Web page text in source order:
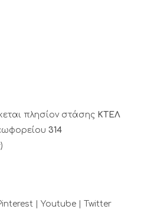
πλησίον στάσης ΚΤΕΛ
314
| Youtube | Twitter